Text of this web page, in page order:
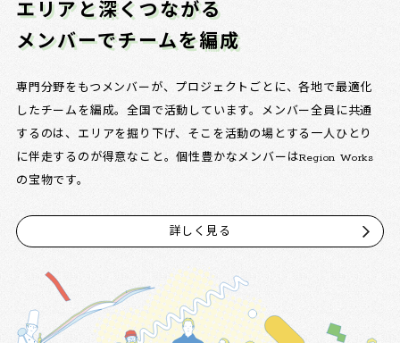
エリアと深くつながる
メンバーでチームを編成
専門分野をもつメンバーが、プロジェクトごとに、各地で最適化
したチームを編成。全国で活動しています。メンバー全員に共通
するのは、エリアを掘り下げ、そこを活動の場とする一人ひとり
に伴走するのが得意なこと。個性豊かなメンバーはRegion Works
の宝物です。
詳しく見る